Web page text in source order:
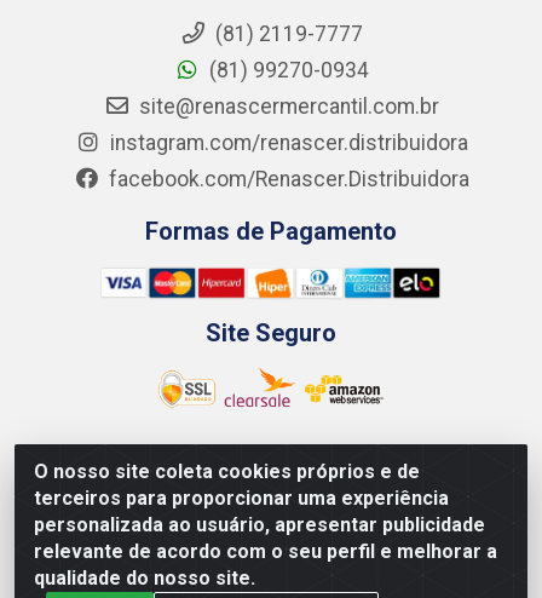
O nosso site coleta cookies próprios e de
terceiros para proporcionar uma experiência
personalizada ao usuário, apresentar publicidade
relevante de acordo com o seu perfil e melhorar a
qualidade do nosso site.
(81) 2119-7777
(81) 99270-0934
site@renascermercantil.com.br
instagram.com/renascer.distribuidora
facebook.com/Renascer.Distribuidora
Formas de Pagamento
Site Seguro
Renascer Distribuidora - Rua São Miguel, 1845 -
Afogados - Recife / PE - CEP 50850-000 - CNPJ
07.264.693/0001-79